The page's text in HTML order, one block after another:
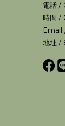
電話 /
時間 /
地址 /